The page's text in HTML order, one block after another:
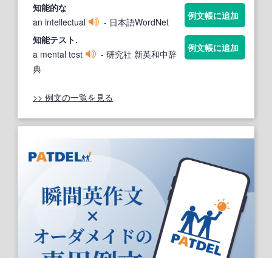
知能的な
an intellectual
- 日本語WordNet
例文帳に追加
知能テスト.
a mental test
- 研究社 新英和中辞
典
例文帳に追加
>> 例文の一覧を見る